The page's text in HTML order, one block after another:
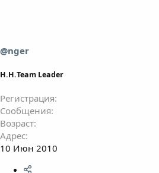
@nger
Н.Н.Team Leader
Регистрация
Сообщения
Возраст
Адрес
10 Июн 2010